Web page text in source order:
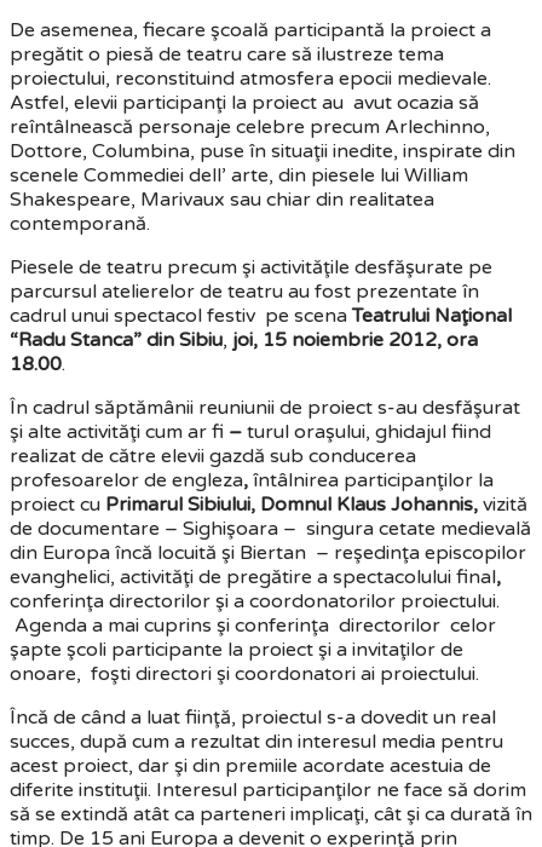
De asemenea, fiecare şcoală participantă la proiect a
pregătit o piesă de teatru care să ilustreze tema
proiectului, reconstituind atmosfera epocii medievale.
Astfel, elevii participanţi la proiect au avut ocazia să
reîntâlnească personaje celebre precum Arlechinno,
Dottore, Columbina, puse în situaţii inedite, inspirate din
scenele Commediei dell’ arte, din piesele lui William
Shakespeare, Marivaux sau chiar din realitatea
contemporană.
Piesele de teatru precum şi activităţile desfăşurate pe
parcursul atelierelor de teatru au fost prezentate în
cadrul unui spectacol festiv pe scenaTeatrului Naţional
“Radu Stanca” din Sibiu, joi, 15 noiembrie 2012, ora
18.00.
În cadrul săptămânii reuniunii de proiect s-au desfăşurat
şi alte activităţi cum ar fi – turul oraşului, ghidajul fiind
realizat de către elevii gazdă sub conducerea
profesoarelor de engleza, întâlnirea participanţilor la
proiect cu Primarul Sibiului, Domnul Klaus Johannis, vizită
de documentare – Sighişoara – singura cetate medievală
din Europa încă locuită şi Biertan – reşedinţa episcopilor
evanghelici, activităţi de pregătire a spectacolului final,
conferinţa directorilor şi a coordonatorilor proiectului.
Agenda a mai cuprins şi conferinţa directorilor celor
şapte şcoli participante la proiect şi a invitaţilor de
onoare, foşti directori şi coordonatori ai proiectului.
Încă de când a luat fiinţă, proiectul s-a dovedit un real
succes, după cum a rezultat din interesul media pentru
acest proiect, dar şi din premiile acordate acestuia de
diferite instituţii. Interesul participanţilor ne face să dorim
să se extindă atât ca parteneri implicaţi, cât şi ca durată în
timp. De 15 ani Europa a devenit o experinţă prin